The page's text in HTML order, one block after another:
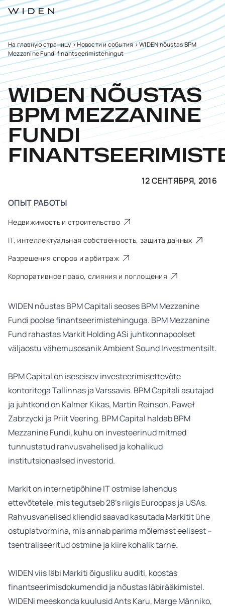
На главную страницу>Новости и события>WIDEN nõustas BPM
Mezzanine Fundi finantseerimistehingut
WIDEN NÕUSTAS
BPM MEZZANINE
FUNDI
12 СЕНТЯБРЯ, 2016
ОПЫТ РАБОТЫ
Недвижимость и строительство
IT, интеллектуальная собственность, защита данных
Разрешения споров и арбитраж
Корпоративное право, слияния и поглощения
WIDEN nõustasBPM Capitali seoses BPM Mezzanine
Fundi poolse finantseerimistehinguga. BPM Mezzanine
Fund rahastasMarkit Holding ASi juhtkonnapoolset
väljaostu vähemusosanikAmbient Sound Investmentsilt.
BPM Capital on iseseisev investeerimisettevõte
kontoritega Tallinnas ja Varssavis. BPM Capitali asutajad
ja juhtkond on Kalmer Kikas, Martin Reinson, Paweł
Zabrzycki ja Priit Veering. BPM Capital haldab BPM
Mezzanine Fundi, kuhu on investeerinud mitmed
tunnustatud rahvusvahelised ja kohalikud
institutsionaalsed investorid.
Markit on internetipõhine IT ostmise lahendus
ettevõtetele, mis tegutseb 28’s riigis Euroopas ja USAs.
Rahvusvahelised kliendid saavad kasutada Markitit ühe
ostuplatvormina, mis annab parima mõlemast eelisest –
tsentraliseeritud ostmine ja kiire kohalik tarne.
WIDEN viis läbi Markiti õigusliku auditi, koostas
finantseerimisdokumendid ja nõustas läbirääkimistel.
WIDENi meeskonda kuulusid Ants Karu, Marge Männiko,